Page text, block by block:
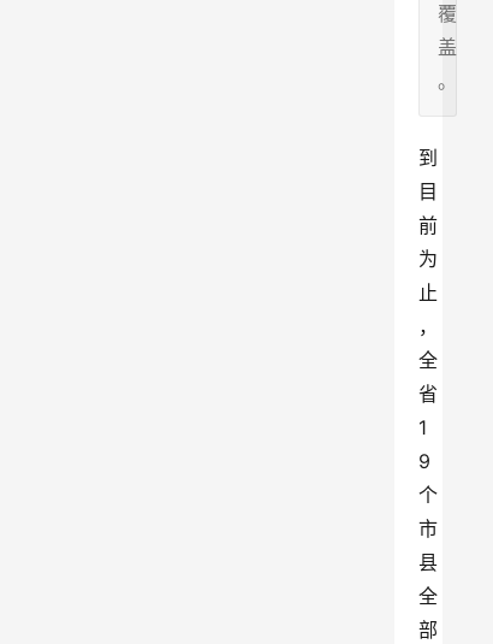
覆
盖
。
到
目
前
为
止
，
全
省
1
9
个
市
县
全
部